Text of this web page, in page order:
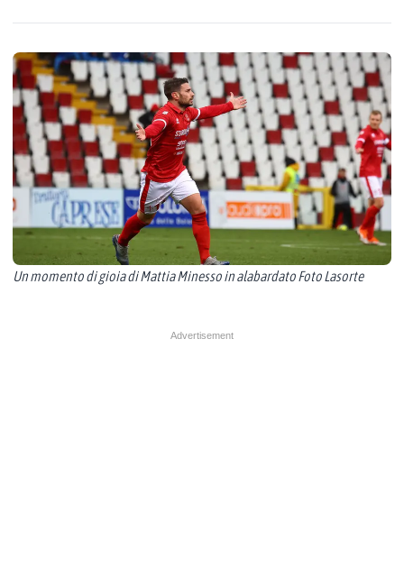
Un momento di gioia di Mattia Minesso in alabardato Foto Lasorte